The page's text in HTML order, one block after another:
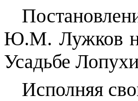
Ю.М. Лужков
Усадьбе
Исполняя